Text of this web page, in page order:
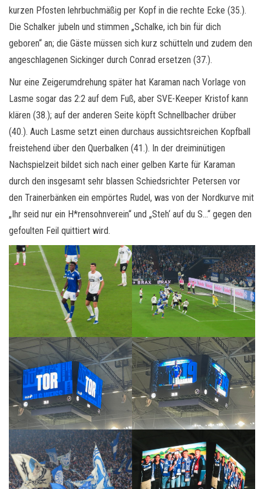
kurzen Pfosten lehrbuchmäßig per Kopf in die rechte Ecke (35.).
Die Schalker jubeln und stimmen „Schalke, ich bin für dich
geboren“ an; die Gäste müssen sich kurz schütteln und zudem den
angeschlagenen Sickinger durch Conrad ersetzen (37.).
Nur eine Zeigerumdrehung später hat Karaman nach Vorlage von
Lasme sogar das 2:2 auf dem Fuß, aber SVE-Keeper Kristof kann
klären (38.); auf der anderen Seite köpft Schnellbacher drüber
(40.). Auch Lasme setzt einen durchaus aussichtsreichen Kopfball
freistehend über den Querbalken (41.). In der dreiminütigen
Nachspielzeit bildet sich nach einer gelben Karte für Karaman
durch den insgesamt sehr blassen Schiedsrichter Petersen vor
den Trainerbänken ein empörtes Rudel, was von der Nordkurve mit
„Ihr seid nur ein H*rensohnverein“ und „Steh‘ auf du S…“ gegen den
gefoulten Feil quittiert wird.